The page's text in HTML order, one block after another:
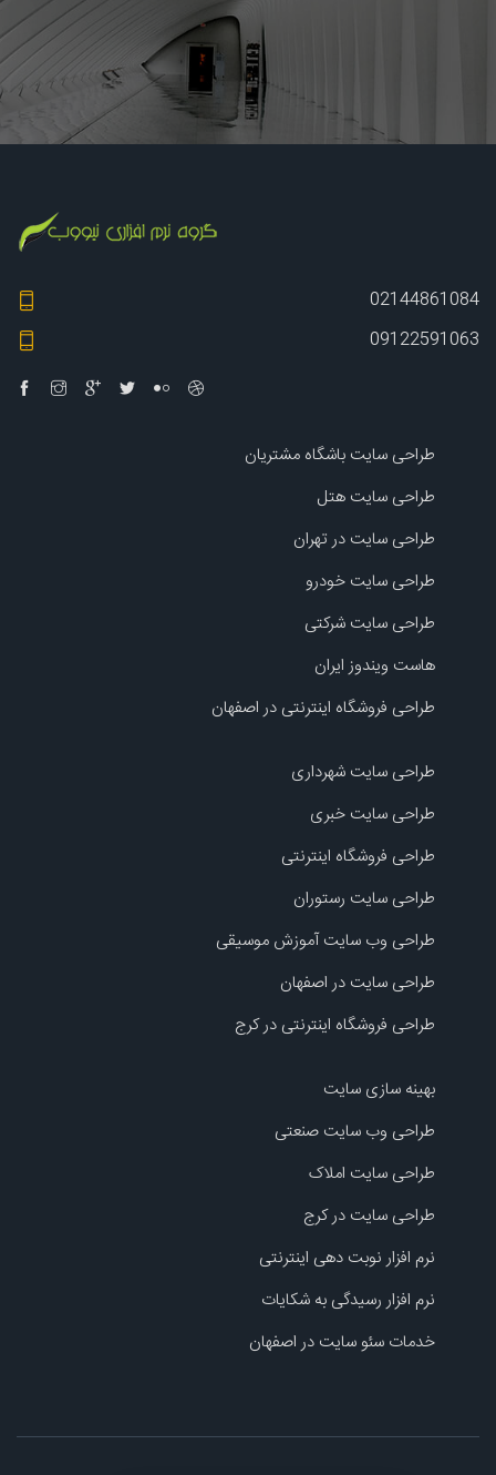
02144861084
09122591063
طراحی سایت باشگاه مشتریان
طراحی سایت هتل
طراحی سایت در تهران
طراحی سایت خودرو
طراحی سایت شرکتی
هاست ویندوز ایران
طراحی فروشگاه اینترنتی در اصفهان
طراحی سایت شهرداری
طراحی سایت خبری
طراحی فروشگاه اینترنتی
طراحی سایت رستوران
طراحی وب سایت آموزش موسیقی
طراحی سایت در اصفهان
طراحی فروشگاه اینترنتی در کرج
بهینه سازی سایت
طراحی وب سایت صنعتی
طراحی سایت املاک
طراحی سایت در کرج
نرم افزار نوبت دهی اینترنتی
نرم افزار رسیدگی به شکایات
خدمات سئو سایت در اصفهان